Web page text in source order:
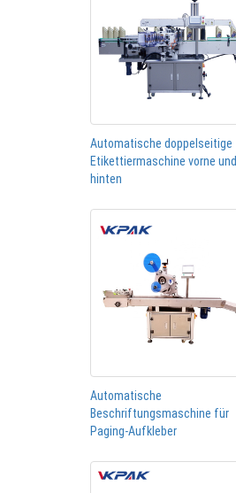
Automatische doppelseitige
Etikettiermaschine vorne und
hinten
Automatische
Beschriftungsmaschine für
Paging-Aufkleber